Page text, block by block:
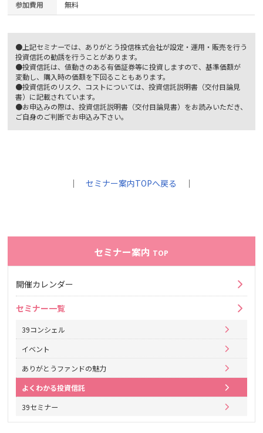
参加費用 無料
●上記セミナーでは、ありがとう投信株式会社が設定・運用・販売を行う
投資信託の勧誘を行うことがあります。
●投資信託は、値動きのある有価証券等に投資しますので、基準価額が
変動し、購入時の価額を下回ることもあります。
●投資信託のリスク、コストについては、投資信託説明書（交付目論見
書）に記載されています。
●お申込みの際は、投資信託説明書（交付目論見書）をお読みいただき、
ご自身のご判断でお申込み下さい。
｜セミナー案内TOPへ戻る ｜
セミナー案内 TOP
開催カレンダー
セミナー一覧
39コンシェル
イベント
ありがとうファンドの魅力
よくわかる投資信託
39セミナー